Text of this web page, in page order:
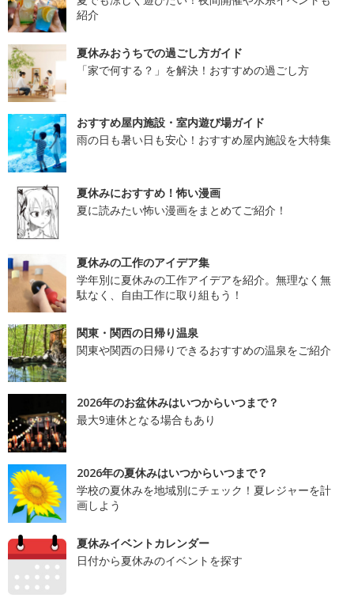
紹介
夏休みおうちでの過ごし方ガイド
「家で何する？」を解決！おすすめの過ごし方
おすすめ屋内施設・室内遊び場ガイド
雨の日も暑い日も安心！おすすめ屋内施設を大特集
夏休みにおすすめ！怖い漫画
夏に読みたい怖い漫画をまとめてご紹介！
夏休みの工作のアイデア集
学年別に夏休みの工作アイデアを紹介。無理なく無
駄なく、自由工作に取り組もう！
関東・関西の日帰り温泉
関東や関西の日帰りできるおすすめの温泉をご紹介
2026年のお盆休みはいつからいつまで？
最大9連休となる場合もあり
2026年の夏休みはいつからいつまで？
学校の夏休みを地域別にチェック！夏レジャーを計
画しよう
夏休みイベントカレンダー
日付から夏休みのイベントを探す